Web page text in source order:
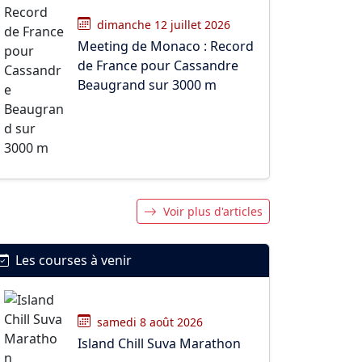
dimanche 12 juillet 2026
Meeting de Monaco : Record
de France pour Cassandre
Beaugrand sur 3000 m
Voir plus d'articles
Les courses à venir
samedi 8 août 2026
Island Chill Suva Marathon